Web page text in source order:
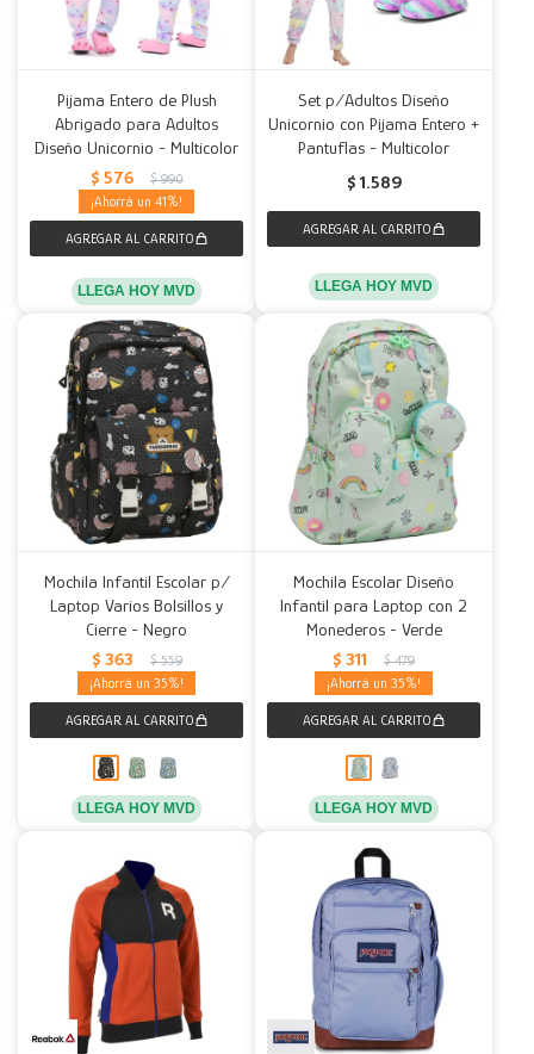
Pijama Entero de Plush
Abrigado para Adultos
Diseño Unicornio - Multicolor
$ 576 $ 990
41
LLEGA HOY MVD
Set p/Adultos Diseño
Unicornio con Pijama Entero +
Pantuflas - Multicolor
$ 1.589
LLEGA HOY MVD
Mochila Infantil Escolar p/
Laptop Varios Bolsillos y
Cierre - Negro
$ 363 $ 559
35
LLEGA HOY MVD
Mochila Escolar Diseño
Infantil para Laptop con 2
Monederos - Verde
$ 311 $ 479
35
LLEGA HOY MVD